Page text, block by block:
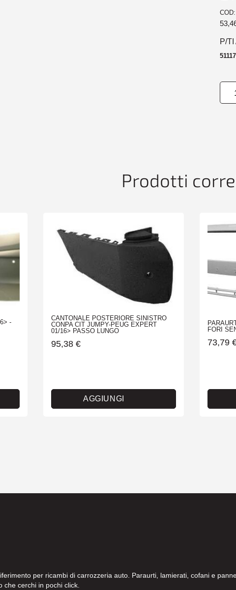
COD:
P/
Prodotti
-
CANTONALE POSTERIORE SINISTRO
CONPA CIT JUMPY-PEUG EXPERT
01/16> PASSO LUNGO
95,38 €
AGGIUNGI
FORI
73,79
per ricambi di carrozzeria auto. Paraurti, lamierati, cofani e
che cerchi in pochi click.